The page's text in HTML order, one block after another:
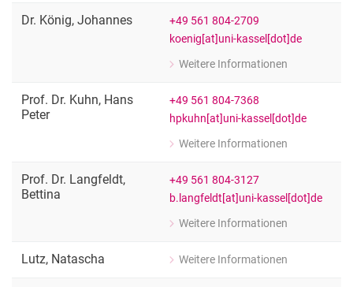
Dr. König, Johannes
+49 561 804-2709
koenig[at]uni-kassel[dot]de
Weitere Informationen
zu Dr. Johannes König
Prof. Dr. Kuhn, Hans
Peter
+49 561 804-7368
hpkuhn[at]uni-kassel[dot]de
Weitere Informationen
zu Prof. Dr. Hans Peter Kuhn
Prof. Dr. Langfeldt,
Bettina
+49 561 804-3127
b.langfeldt[at]uni-kassel[dot]de
Weitere Informationen
zu Prof. Dr. Bettina Langfeldt
Lutz, Natascha Weitere Informationen
zu Natascha Lutz